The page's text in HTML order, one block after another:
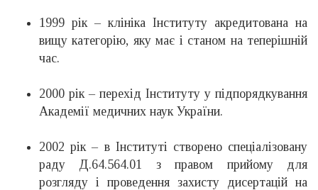
1999 рік – клініка Інституту акредитована на
вищу категорію, яку має і станом на теперішній
час.
2000 рік – перехід Інституту у підпорядкування
Академії медичних наук України.
2002 рік – в Інституті створено спеціалізовану
раду Д.64.564.01 з правом прийому для
розгляду і проведення захисту дисертацій на